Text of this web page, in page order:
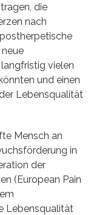
die
nach
vielen
und einen
Lebensqualität
Mensch an
in
der
(European Pain
Lebensqualität